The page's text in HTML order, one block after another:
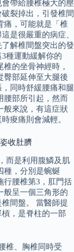
帶給腰椎極大的壓
裂掉出，引發椎間
痛，可能就是「椎
是很嚴重的病症、
解椎間盤突出的發
種運動緩解你的
的坐骨神經時，
臀部延伸至大腿後
同時舒緩腰痛和腿
腰部所引起，然而
般來說，有這症狀
痠痛則會減輕。
收肚臍
而是利用腹鱗及肌
種，分別是蜿蜒
行腰椎第3，肛門括
般呈一個三角形的
間盤。 當醫師提
，是脊柱的一部
椎、胸椎同時受